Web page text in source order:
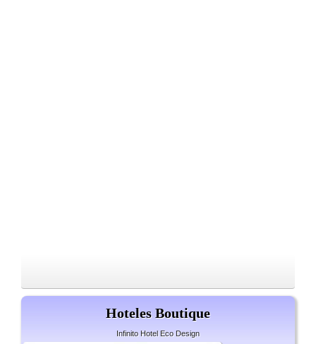
Hoteles Boutique
Infinito Hotel Eco Design